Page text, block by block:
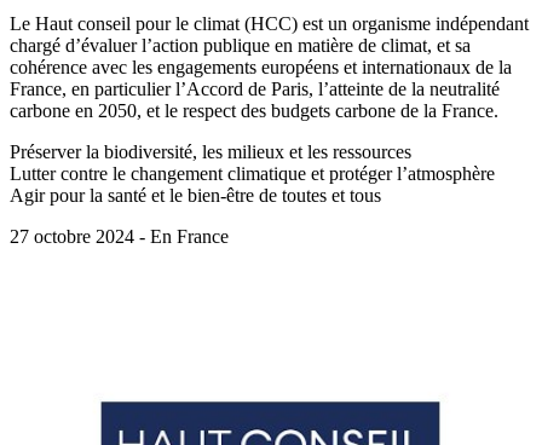
Le Haut conseil pour le climat (HCC) est un organisme indépendant
chargé d’évaluer l’action publique en matière de climat, et sa
cohérence avec les engagements européens et internationaux de la
France, en particulier l’Accord de Paris, l’atteinte de la neutralité
carbone en 2050, et le respect des budgets carbone de la France.
Préserver la biodiversité, les milieux et les ressources
Lutter contre le changement climatique et protéger l’atmosphère
Agir pour la santé et le bien-être de toutes et tous
27 octobre 2024 - En France